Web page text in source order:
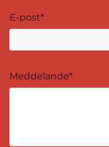
E-post*
Meddelande*